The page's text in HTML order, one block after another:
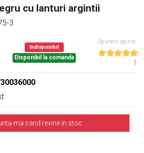
cu lanturi argintii
3
Indisponibil
Disponibil la comanda
Spune-ţi opinia:
1
ma cand revine in stoc